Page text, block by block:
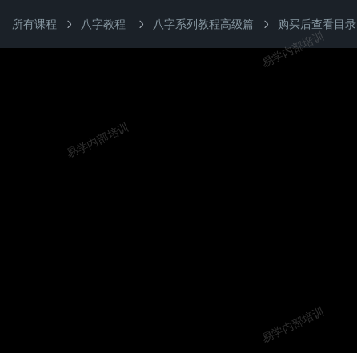
所有课程 八字教程 八字系列教程高级篇 购买后查看目录
易学内部培训
易学内部培训
易学内部培训